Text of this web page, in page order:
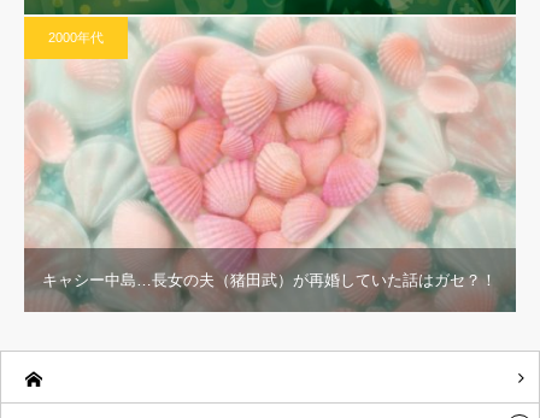
2000年代
キャシー中島…長女の夫（猪田武）が再婚していた話はガセ？！